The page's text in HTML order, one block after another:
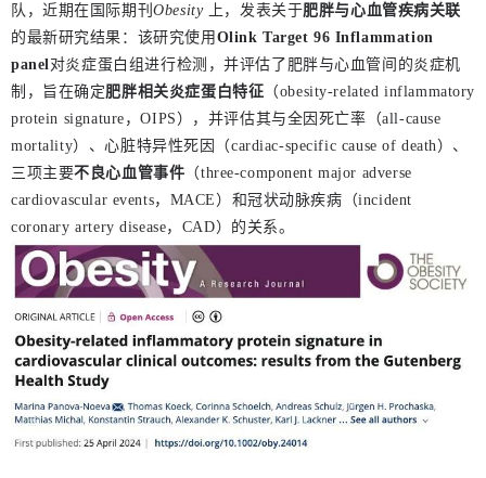
队，近期在国际期刊Obesity 上，发表关于肥胖与心血管疾病关联
的最新研究结果： 该研究使用 Olink Target 96 Inflammation
panel 对炎症蛋白组进行检测，并评估了肥胖与心血管间的炎症机
制，
旨在确定肥胖相关炎症蛋白特征 （obesity-related inflammatory
protein signature，OIPS），并评估其与全因死亡率（all-cause
mortality）、心脏特异性死 因（cardiac-specific cause of death）、
三项主要不良心血管事件 （three-component major adverse
cardiovascular events，MACE）和冠状动脉疾病（incident
coronary artery disease，CAD）的关系。